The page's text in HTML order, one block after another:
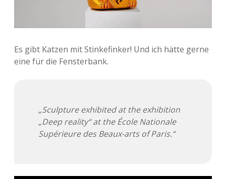
Es gibt Katzen mit Stinkefinker! Und ich hätte gerne
eine für die Fensterbank.
„Sculpture exhibited at the exhibition
„Deep reality“ at the École Nationale
Supérieure des Beaux-arts of Paris.“